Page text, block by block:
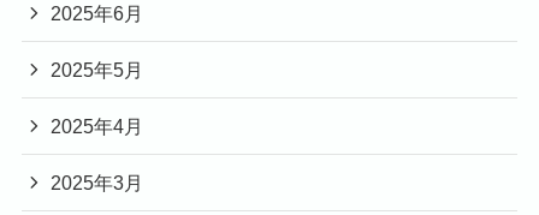
2025年6月
2025年5月
2025年4月
2025年3月